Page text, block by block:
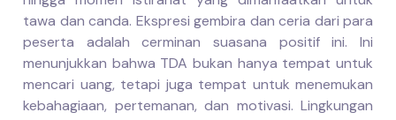
tawa dan canda. Ekspresi gembira dan ceria dari para
peserta adalah cerminan suasana positif ini. Ini
menunjukkan bahwa TDA bukan hanya tempat untuk
mencari uang, tetapi juga tempat untuk menemukan
kebahagiaan, pertemanan, dan motivasi. Lingkungan